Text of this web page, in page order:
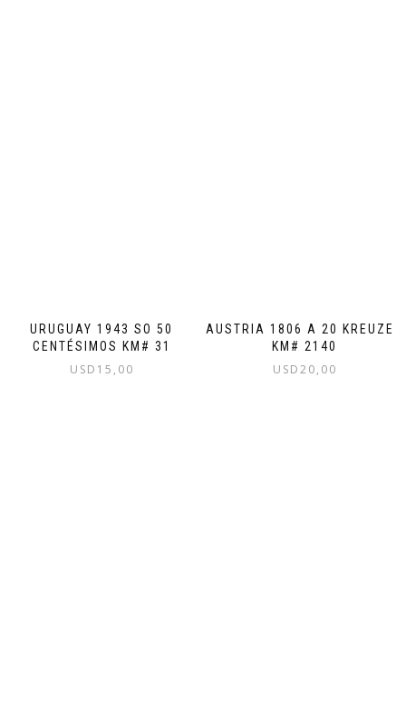
URUGUAY 1943 SO 50
CENTÉSIMOS KM# 31
USD 15,00
AUSTRIA 1806 A 20 KREUZER
KM# 2140
USD20,00